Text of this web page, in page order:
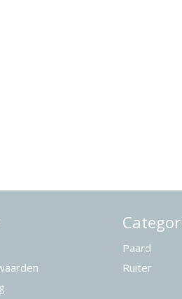
Paard
Ruiter